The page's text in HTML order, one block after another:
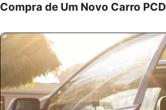
Compra de Um Novo Carro PCD